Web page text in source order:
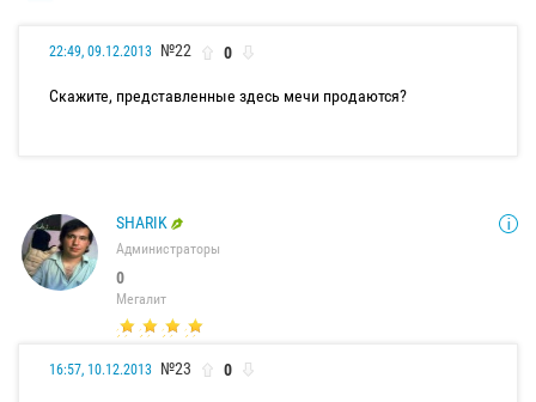
22:49, 09.12.2013 №22 0
Скажите, представленные здесь мечи продаются?
SHARIK
Администраторы
0
Мегалит
16:57, 10.12.2013 №23 0